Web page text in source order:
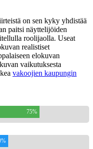
on sen kyky yhdistää
paitsi näyttelijöiden
roolijaolla. Useat
realistiset
elokuvan
vaikutuksesta
vakoojien kaupungin
75%